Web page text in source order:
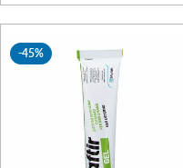
-45%